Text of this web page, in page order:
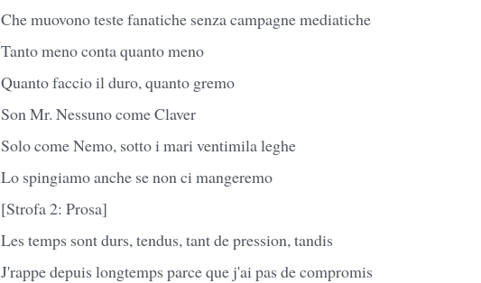
Che muovono teste fanatiche senza campagne mediatiche
Tanto meno conta quanto meno
Quanto faccio il duro, quanto gremo
Son Mr. Nessuno come Claver
Solo come Nemo, sotto i mari ventimila leghe
Lo spingiamo anche se non ci mangeremo
[Strofa 2: Prosa]
Les temps sont durs, tendus, tant de pression, tandis
J'rappe depuis longtemps parce que j'ai pas de compromis